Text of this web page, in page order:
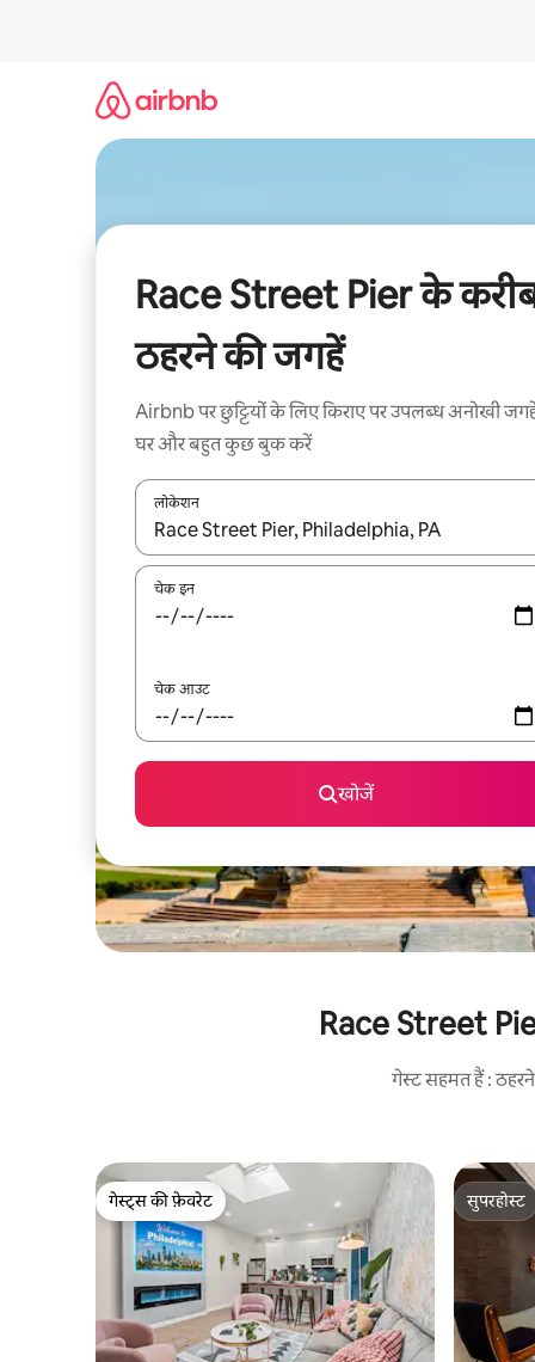
Race Street Pier के
ठहरने की जगहें
Airbnb पर छुट्टियों के लिए किराए पर उपलब्ध अनोखी
घर और बहुत कुछ बुक करें
लोकेशन
नतीजों के उपलब्ध होने पर, अप और डाउन 'ऐरो की' का
चेक इन
चेक आउट
खोजें
Race Street
गेस्ट सहमत हैं :
गेस्ट्स की फ़ेवरेट
गेस्ट्स की फ़ेवरेट
सुपरहोस्ट
सुपरहोस्ट